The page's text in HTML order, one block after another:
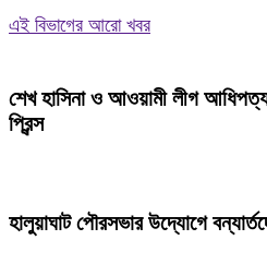
এই বিভাগের আরো খবর
শেখ হাসিনা ও আওয়ামী লীগ
প্রিন্স
হালুয়াঘাট পৌরসভার উদ্যোগে